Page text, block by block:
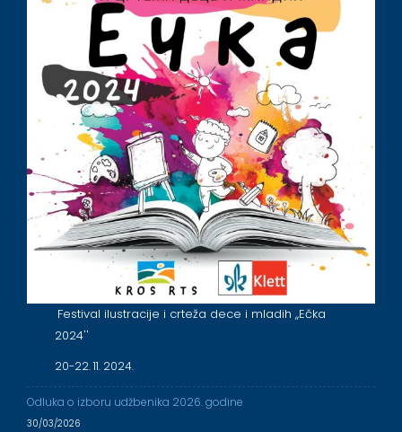
Festival ilustracije i crteža dece i mladih ,,Ečka
2024''
20-22. 11. 2024.
Odluka o izboru udžbenika 2026. godine
30/03/2026